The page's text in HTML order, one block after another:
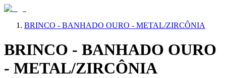
BRINCO - BANHADO OURO - METAL/ZIRCÔNIA
BRINCO - BANHADO OURO
- METAL/ZIRCÔNIA